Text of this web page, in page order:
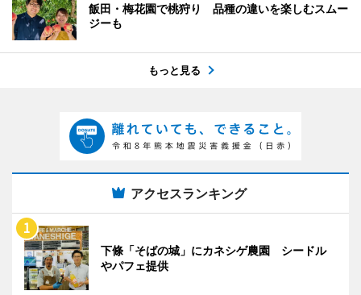
飯田・梅花園で桃狩り 品種の違いを楽しむスムー
ジーも
もっと見る
アクセスランキング
下條「そばの城」にカネシゲ農園 シードル
やパフェ提供